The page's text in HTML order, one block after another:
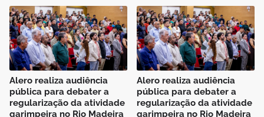
Alero realiza audiência
pública para debater a
regularização da atividade
garimpeira no Rio Madeira
Alero realiza audiência
pública para debater a
regularização da atividade
garimpeira no Rio Madeira